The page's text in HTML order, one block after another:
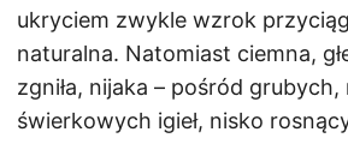
ukryciem zwykle wzrok
naturalna. Natomiast ciemna,
zgniła, nijaka – pośród
świerkowych igieł, nisko